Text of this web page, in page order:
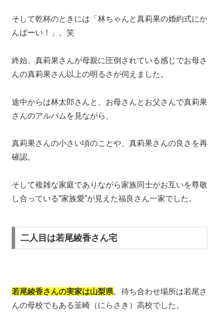
そして乾杯のときには「林ちゃんと真莉果の婚約式にか
んぱーい！」。笑
終始、真莉果さんが母親に圧倒されている感じでお母さ
んの真莉果さん以上の明るさが伺えました。
途中からは林太郎さんと、お母さんとお父さんで真莉果
さんのアルバムを見ながら、
真莉果さんの小さい頃のことや、真莉果さんの良さを再
確認。
そして複雑な家庭でありながら家族同士がお互いを尊敬
し合っている”家族愛”が見えた福良さん一家でした。
二人目は若尾綾香さん宅
若尾綾香さんの実家は山梨県。待ち合わせ場所は若尾さ
んの母校でもある韮崎（にらさき）高校でした。